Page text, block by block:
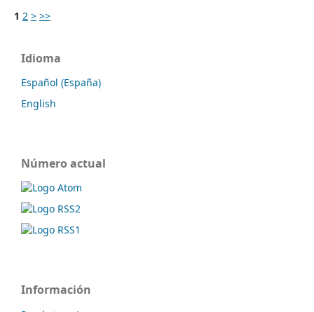
1 2 > >>
Idioma
Español (España)
English
Número actual
Información